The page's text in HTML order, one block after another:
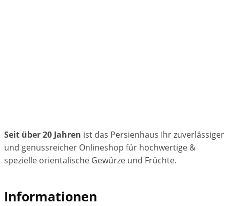
Seit über 20 Jahren ist das Persienhaus Ihr zuverlässiger
und genussreicher Onlineshop für hochwertige &
spezielle orientalische Gewürze und Früchte.
Informationen